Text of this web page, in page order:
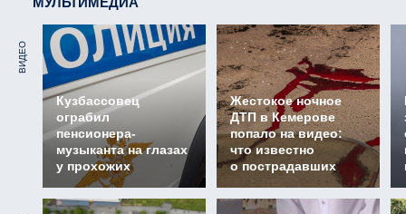
ВИДЕО
Кузбассовец
ограбил
пенсионера-
музыканта на глазах
у прохожих
Жестокое ночное
ДТП в Кемерове
попало на видео:
что известно
о пострадавших